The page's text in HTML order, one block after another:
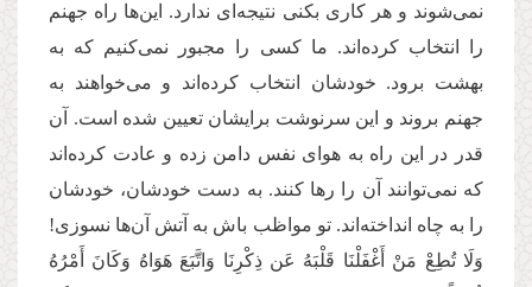
نمی‌شوند و هر کاری بکنی نتیجه‌ای ندارد. این‌ها راه جهنم
را انتخاب کرده‌اند. ما کسی را مجبور نمی‌کنیم که به
بهشت برود. خودشان انتخاب کرده‌اند و می‌خواهند به
جهنم بروند و این سرنوشت برایشان تعیین شده است. آن
قدر در این راه به هوای نفس دامن زده‌ و عادت کرده‌اند
که نمی‌توانند آن ‌را رها کنند. به دست خودشان، خودشان
را به چاه انداخته‌اند. تو مواظب باش به آتش آن‌ها نسوزی!
وَلَا تُطِعْ مَنْ أَغْفَلْنَا قَلْبَهُ عَن ذِكْرِنَا وَاتَّبَعَ هَوَاهُ وَكَانَ أَمْرُهُ